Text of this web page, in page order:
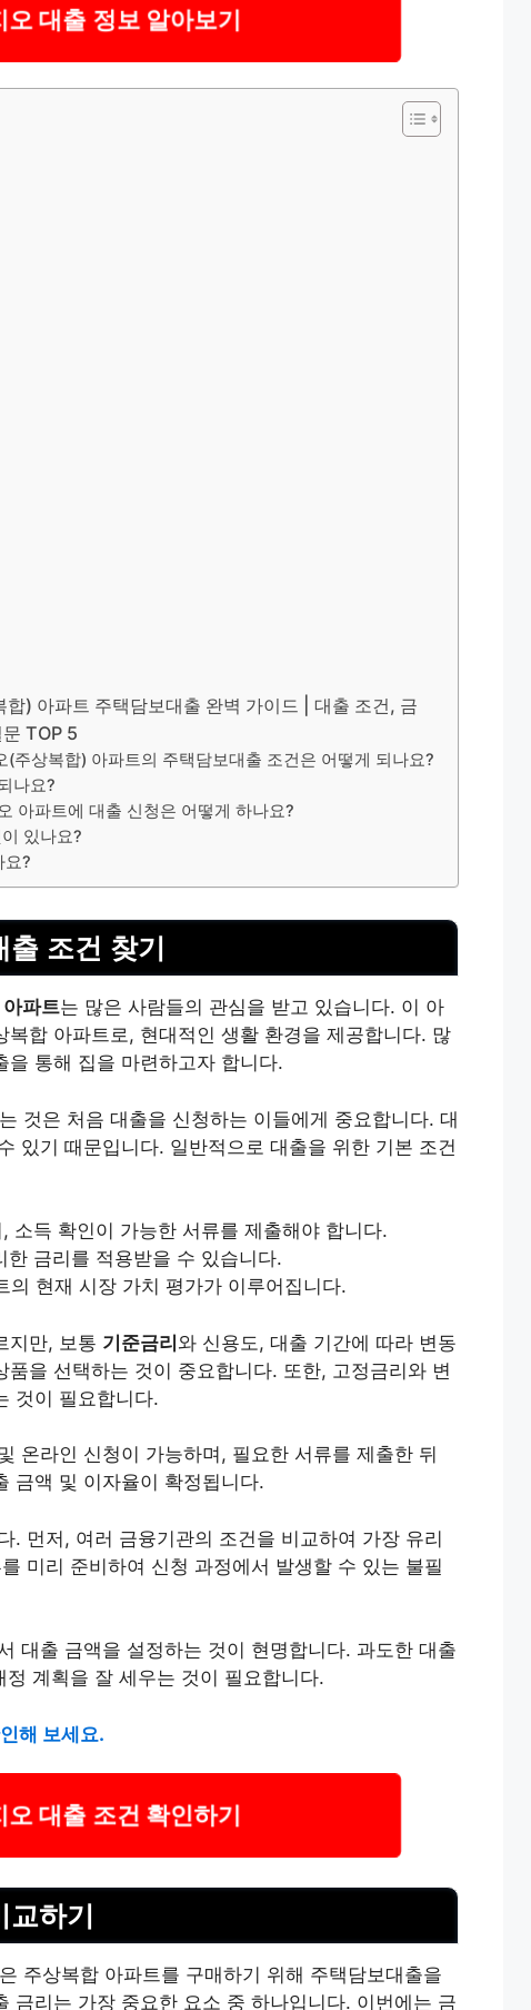
대출 정보 알아보기
) 아파트 주택담보대출 완벽 가이드 | 대출 조건, 금
TOP 5
주상복합) 아파트의 주택담보대출 조건은 어떻게 되나요?
나요?
아파트에 대출 신청은 어떻게 하나요?
있나요?
요?
조건 찾기
파트는 많은 사람들의 관심을 받고 있습니다. 이 아
합 아파트로, 현대적인 생활 환경을 제공합니다. 많
통해 집을 마련하고자 합니다.
것은 처음 대출을 신청하는 이들에게 중요합니다. 대
있기 때문입니다. 일반적으로 대출을 위한 기본 조건
소득 확인이 가능한 서류를 제출해야 합니다.
금리를 적용받을 수 있습니다.
의 현재 시장 가치 평가가 이루어집니다.
지만, 보통 기준금리와 신용도, 대출 기간에 따라 변동
을 선택하는 것이 중요합니다. 또한, 고정금리와 변
것이 필요합니다.
온라인 신청이 가능하며, 필요한 서류를 제출한 뒤
금액 및 이자율이 확정됩니다.
. 먼저, 여러 금융기관의 조건을 비교하여 가장 유리
미리 준비하여 신청 과정에서 발생할 수 있는 불필
대출 금액을 설정하는 것이 현명합니다. 과도한 대출
계획을 잘 세우는 것이 필요합니다.
해 보세요.
대출 조건 확인하기
하기
주상복합 아파트를 구매하기 위해 주택담보대출을
금리는 가장 중요한 요소 중 하나입니다. 이번에는 금